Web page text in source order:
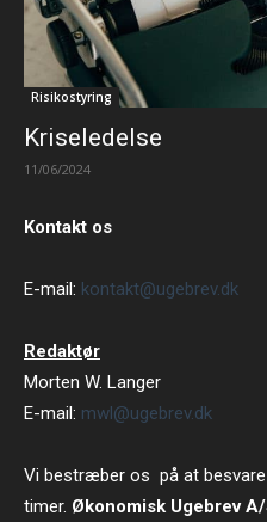
Risikostyring
Kriseledelse
11/06/2024
Kontakt os
E-mail: kontakt@ugebrev.dk
Redaktør
Morten W. Langer
E-mail: mwl@ugebrev.dk
Vi bestræber os på at
timer. Økonomisk Ugebrev